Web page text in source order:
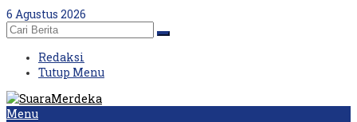
Skip
to
content
6 Agustus 2026
Redaksi
Tutup Menu
Menu